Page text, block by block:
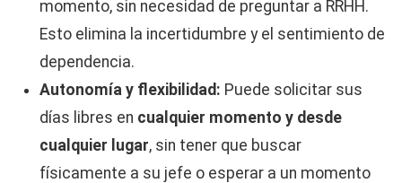
momento, sin necesidad de preguntar a RRHH.
Esto elimina la incertidumbre y el sentimiento de
dependencia.
Autonomía y flexibilidad: Puede solicitar sus
días libres en cualquier momento y desde
cualquier lugar, sin tener que buscar
físicamente a su jefe o esperar a un momento